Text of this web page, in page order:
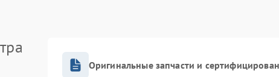
Оригинальные запчасти и